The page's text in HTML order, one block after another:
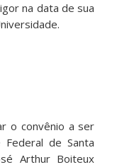
na data de sua
o convênio a ser
de Santa
Arthur Boiteux